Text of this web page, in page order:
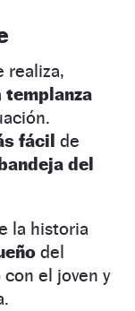
realiza,
templanza
fácil de
del
la historia
del
con el joven y